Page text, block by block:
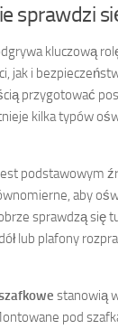
sprawdzi
kluczową
jak i
przygotować
kilka typów
podstawowym
aby
sprawdzą się
lub plafony
stanowią
pod